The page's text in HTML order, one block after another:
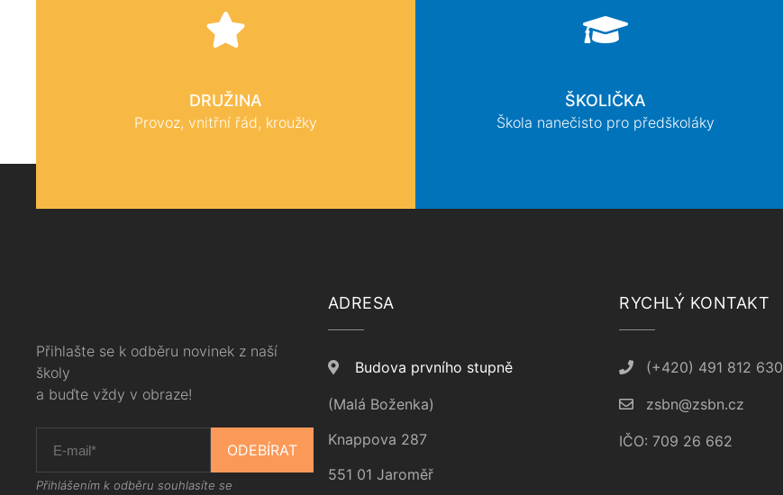
DRUŽINA
Provoz, vnitřní řád, kroužky
ŠKOLIČKA
Škola nanečisto pro předškoláky
Přihlašte se k odběru novinek z naší
školy
a buďte vždy v obraze!
ODEBÍRAT
Přihlášením k odběru souhlasíte se
ADRESA
Budova prvního stupně
(Malá Boženka)
Knappova 287
551 01 Jaroměř
RYCHLÝ KONTAKT
(+420) 491 812 630
zsbn@zsbn.cz
IČO: 709 26 662